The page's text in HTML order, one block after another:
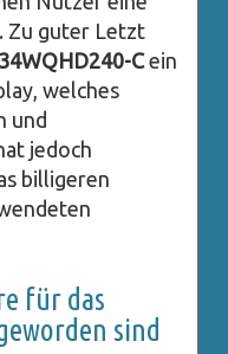
Zu guter Letzt
Cein
welches
und
jedoch
billigeren
für das
sind